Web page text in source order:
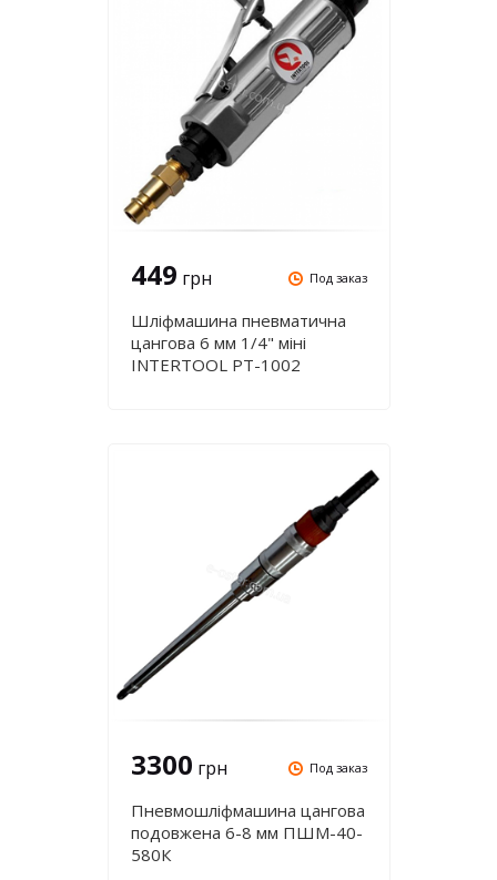
449 грн Под заказ
Шліфмашина пневматична
цангова 6 мм 1/4" міні
INTERTOOL PT-1002
3300 грн Под заказ
Пневмошліфмашина цангова
подовжена 6-8 мм ПШМ-40-
580К